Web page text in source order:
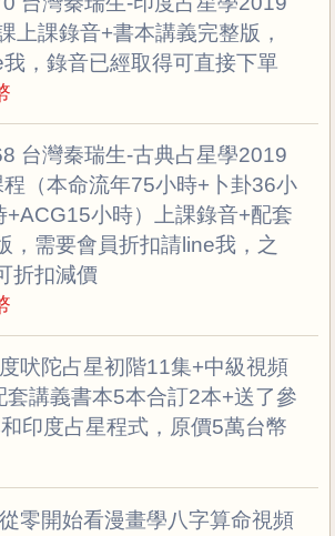
上課錄音+書本講義完整版，
，錄音已經取得可直接下單
台灣秦瑞生-古典占星學2019
（本命流年75小時+卜卦36小
+ACG15小時）上課錄音+配套
，需要會員折扣請line我，之
折扣減價
吠陀占星初階11集+中級視頻
套講義書本5本合訂2本+送了參
印度占星程式，原價5萬台幣
零開始看漫畫學八字算命視頻